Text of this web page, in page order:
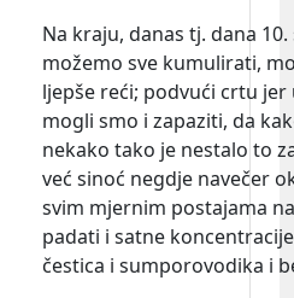
Na kraju, danas tj. dana 10.
možemo sve kumulirati,
ljepše reći; podvući crtu jer
mogli smo i zapaziti, da
nekako tako je nestalo to
već sinoć negdje navečer
svim mjernim postajama
padati i satne
čestica i sumporovodika i